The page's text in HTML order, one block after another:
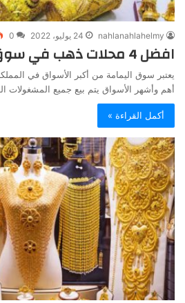
nahlanahlahelmy 24 يوليو، 2022 0
افضل 4 محلات ذهب في سوق اليمامة
يعتبر سوق اليمامة من أكبر الأسواق في
أهم وأشهر الأسواق يتم بيع جميع المشغولات
أكمل القراءة »